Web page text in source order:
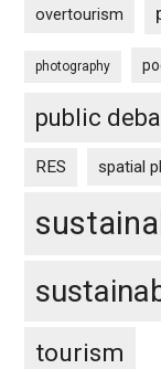
overtourism
photography
public
RES spatial
tourism